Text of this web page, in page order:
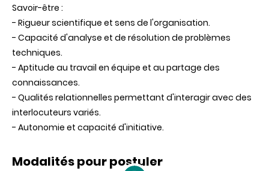
Savoir-être :
- Rigueur scientifique et sens de l'organisation.
- Capacité d'analyse et de résolution de problèmes
techniques.
- Aptitude au travail en équipe et au partage des
connaissances.
- Qualités relationnelles permettant d'interagir avec des
interlocuteurs variés.
- Autonomie et capacité d'initiative.
Modalités pour postuler